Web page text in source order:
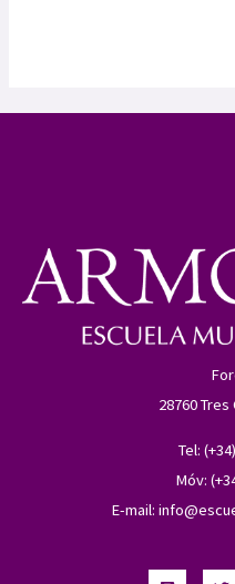
28760
Tel:
Móv:
E-mail: